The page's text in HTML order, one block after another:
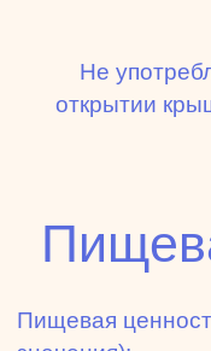
Не
открытии
Пищевая